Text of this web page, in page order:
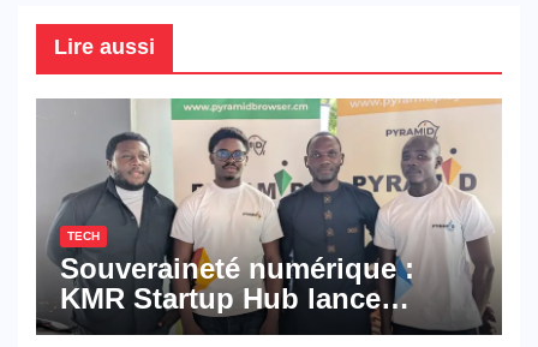
Lire aussi
TECH
Souveraineté numérique :
KMR Startup Hub lance
Pyramid Browser et Pyramid